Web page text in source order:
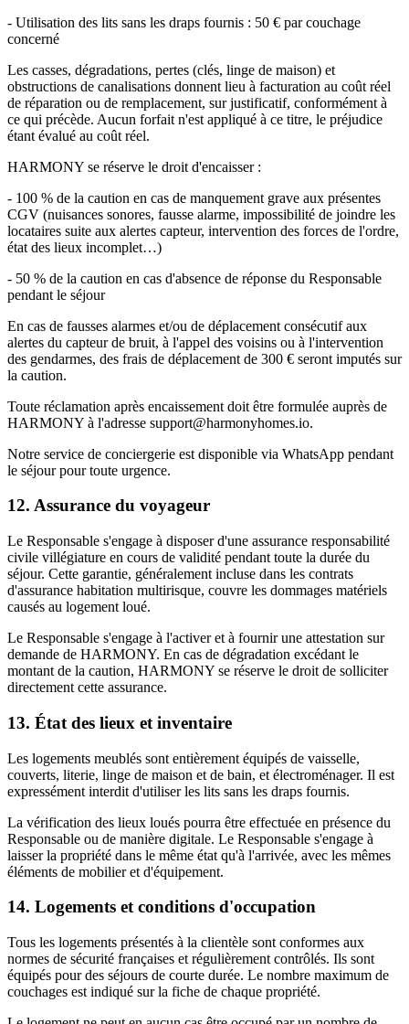
- Utilisation des lits sans les draps fournis : 50 € par couchage
concerné
Les casses, dégradations, pertes (clés, linge de maison) et
obstructions de canalisations donnent lieu à facturation au coût réel
de réparation ou de remplacement, sur justificatif, conformément à
ce qui précède. Aucun forfait n'est appliqué à ce titre, le préjudice
étant évalué au coût réel.
HARMONY se réserve le droit d'encaisser :
- 100 % de la caution en cas de manquement grave aux présentes
CGV (nuisances sonores, fausse alarme, impossibilité de joindre les
locataires suite aux alertes capteur, intervention des forces de l'ordre,
état des lieux incomplet…)
- 50 % de la caution en cas d'absence de réponse du Responsable
pendant le séjour
En cas de fausses alarmes et/ou de déplacement consécutif aux
alertes du capteur de bruit, à l'appel des voisins ou à l'intervention
des gendarmes, des frais de déplacement de 300 € seront imputés sur
la caution.
Toute réclamation après encaissement doit être formulée auprès de
HARMONY à l'adresse support@harmonyhomes.io.
Notre service de conciergerie est disponible via WhatsApp pendant
le séjour pour toute urgence.
12. Assurance du voyageur
Le Responsable s'engage à disposer d'une assurance responsabilité
civile villégiature en cours de validité pendant toute la durée du
séjour. Cette garantie, généralement incluse dans les contrats
d'assurance habitation multirisque, couvre les dommages matériels
causés au logement loué.
Le Responsable s'engage à l'activer et à fournir une attestation sur
demande de HARMONY. En cas de dégradation excédant le
montant de la caution, HARMONY se réserve le droit de solliciter
directement cette assurance.
13. État des lieux et inventaire
Les logements meublés sont entièrement équipés de vaisselle,
couverts, literie, linge de maison et de bain, et électroménager. Il est
expressément interdit d'utiliser les lits sans les draps fournis.
La vérification des lieux loués pourra être effectuée en présence du
Responsable ou de manière digitale. Le Responsable s'engage à
laisser la propriété dans le même état qu'à l'arrivée, avec les mêmes
éléments de mobilier et d'équipement.
14. Logements et conditions d'occupation
Tous les logements présentés à la clientèle sont conformes aux
normes de sécurité françaises et régulièrement contrôlés. Ils sont
équipés pour des séjours de courte durée. Le nombre maximum de
couchages est indiqué sur la fiche de chaque propriété.